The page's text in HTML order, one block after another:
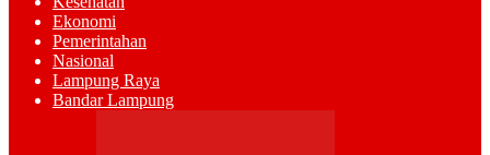
Ekonomi
Pemerintahan
Nasional
Lampung Raya
Bandar Lampung